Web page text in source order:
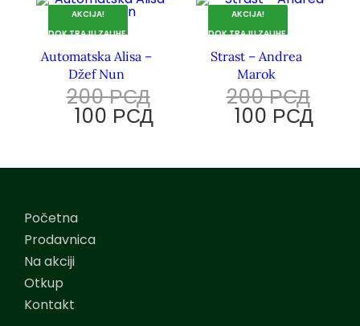
AKCIJA!
DOK TRAJU ZALIHE.
Automatska Alisa –
Džef Nun
200РСД
100 РСД
AKCIJA!
DOK TRAJU ZALIHE.
Strast – Andrea
Marok
200РСД
100 РСД
Početna
Prodavnica
Na akciji
Otkup
Kontakt